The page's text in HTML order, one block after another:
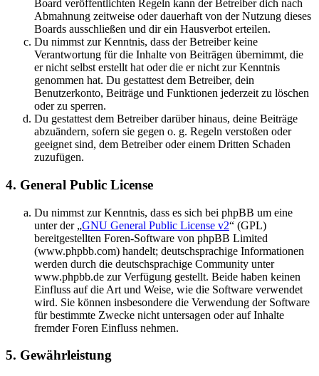
Board veröffentlichten Regeln kann der Betreiber dich nach
Abmahnung zeitweise oder dauerhaft von der Nutzung dieses
Boards ausschließen und dir ein Hausverbot erteilen.
Du nimmst zur Kenntnis, dass der Betreiber keine
Verantwortung für die Inhalte von Beiträgen übernimmt, die
er nicht selbst erstellt hat oder die er nicht zur Kenntnis
genommen hat. Du gestattest dem Betreiber, dein
Benutzerkonto, Beiträge und Funktionen jederzeit zu löschen
oder zu sperren.
Du gestattest dem Betreiber darüber hinaus, deine Beiträge
abzuändern, sofern sie gegen o. g. Regeln verstoßen oder
geeignet sind, dem Betreiber oder einem Dritten Schaden
zuzufügen.
4. General Public License
Du nimmst zur Kenntnis, dass es sich bei phpBB um eine
unter der „GNU General Public License v2“ (GPL)
bereitgestellten Foren-Software von phpBB Limited
(www.phpbb.com) handelt; deutschsprachige Informationen
werden durch die deutschsprachige Community unter
www.phpbb.de zur Verfügung gestellt. Beide haben keinen
Einfluss auf die Art und Weise, wie die Software verwendet
wird. Sie können insbesondere die Verwendung der Software
für bestimmte Zwecke nicht untersagen oder auf Inhalte
fremder Foren Einfluss nehmen.
5. Gewährleistung